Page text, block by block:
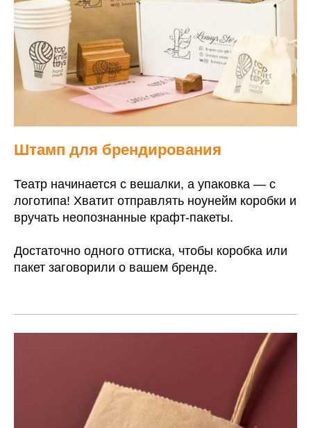
Штамп для брендирования
Театр начинается с вешалки, а упаковка — с
логотипа! Хватит отправлять ноунейм коробки и
вручать неопознанные крафт-пакеты.
Достаточно одного оттиска, чтобы коробка или
пакет заговорили о вашем бренде.